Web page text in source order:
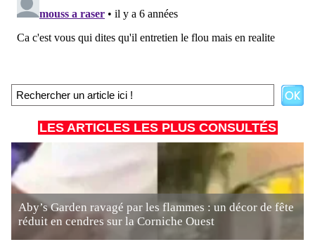
LES ARTICLES LES PLUS CONSULTÉS
Aby’s Garden ravagé par les flammes : un décor de fête
réduit en cendres sur la Corniche Ouest